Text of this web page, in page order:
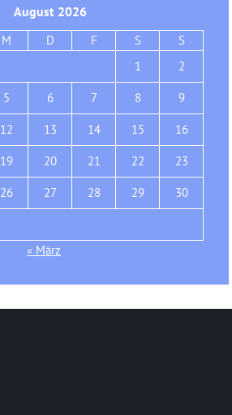
August 2026
M D F S
S
1
2
5 6 7 8 9
12 13 14 15 16
19 20 21 22 23
26 27 28 29 30
« März